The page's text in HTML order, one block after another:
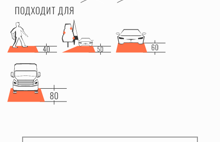
ПОДХОДИТ ДЛЯ